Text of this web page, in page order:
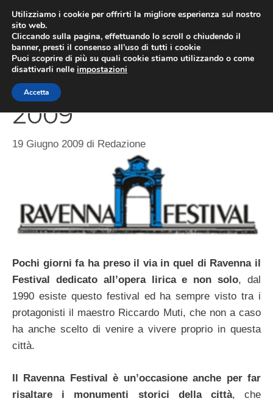
contenuto
Ravenna Festival
2009
19 Giugno 2009 di Redazione
Pochi giorni fa ha preso il via in quel di Ravenna il
Festival dedicato all’opera lirica e non solo, dal
1990 esiste questo festival ed ha sempre visto tra i
protagonisti il maestro Riccardo Muti, che non a caso
ha anche scelto di venire a vivere proprio in questa
città.
Il Ravenna Festival è un’occasione anche per far
risaltare i monumenti storici della città, che
Utilizziamo i cookie per offrirti la migliore esperienza sul nostro
sito web.
Cliccando sulla pagina, effettuando lo scroll o chiudendo il
banner, presti il consenso all’uso di tutti i cookie
Puoi scoprire di più su quali cookie stiamo utilizzando o come
disattivarli nelle impostazioni
Accetta